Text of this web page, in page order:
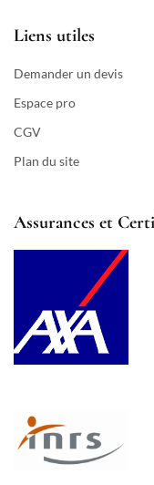
Liens utiles
Demander un devis
Espace pro
CGV
Plan du site
Assurances et